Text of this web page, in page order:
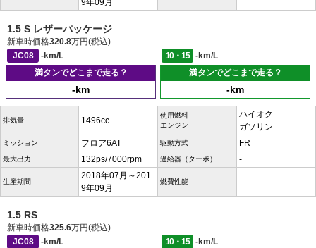
9年09月
1.5 S レザーパッケージ
新車時価格320.8万円(税込)
JC08
-km/L 10・15
-km/L
満タンでどこまで走る？
-km
満タンでどこまで走る？
-km
排気量 1496cc
使用燃料
エンジン
ハイオク
ガソリン
ミッション フロア6AT 駆動方式 FR
最大出力 132ps/7000rpm 過給器（ターボ） -
生産期間
2018年07月～201
9年09月
燃費性能 -
1.5 RS
新車時価格325.6万円(税込)
JC08
-km/L 10・15
-km/L